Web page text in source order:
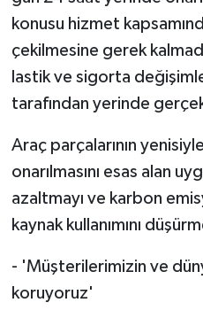
konusu hizmet
çekilmesine gerek
lastik ve sigorta
tarafından yerinde
Araç parçalarının
onarılmasını esas alan
azaltmayı ve karbon
kaynak kullanımını
- 'Müşterilerimizin ve
koruyoruz'